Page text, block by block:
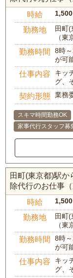
時給
勤務地
田町
（東
勤務時間
8時
が可
仕事内容
キッ
グ、
契約形態 業務
スキマ時間勤務OK
家事代行スタッフ募
田町(東京都)駅
除代行のお仕事（
時給
勤務地
田町
（東
勤務時間
8時
が可
仕事内容
キッ
グ、